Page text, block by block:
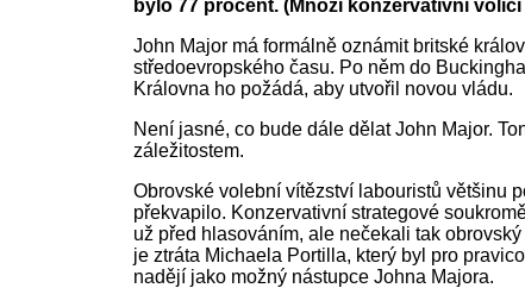
bylo 77 procent. (Mnozí konzervativní
John Major má formálně oznámit britské
středoevropského času. Po něm do
Královna ho požádá, aby utvořil novou vládu.
Není jasné, co bude dále dělat John Major.
záležitostem.
Obrovské volební vítězství labouristů většinu
překvapilo. Konzervativní strategové
už před hlasováním, ale nečekali tak
je ztráta Michaela Portilla, který byl pro
nadějí jako možný nástupce Johna Majora.